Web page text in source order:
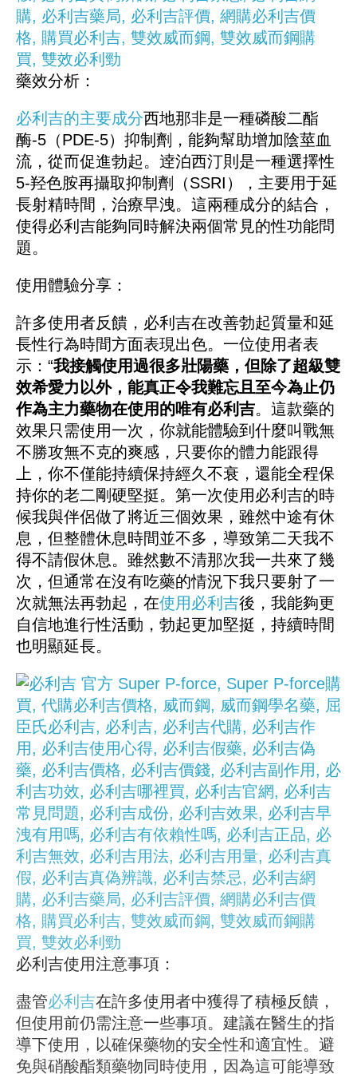
藥效分析：
必利吉的主要成分西地那非是一種磷酸二酯
酶-5（PDE-5）抑制劑，能夠幫助增加陰莖血
流，從而促進勃起。逹泊西汀則是一種選擇性
5-羟色胺再攝取抑制劑（SSRI），主要用于延
長射精時間，治療早洩。這兩種成分的結合，
使得必利吉能夠同時解決兩個常見的性功能問
題。
使用體驗分享：
許多使用者反饋，必利吉在改善勃起質量和延
長性行為時間方面表現出色。一位使用者表
示：“我接觸使用過很多壯陽藥，但除了超級雙
效希愛力以外，能真正令我難忘且至今為止仍
作為主力藥物在使用的唯有必利吉。這款藥的
效果只需使用一次，你就能體驗到什麼叫戰無
不勝攻無不克的爽感，只要你的體力能跟得
上，你不僅能持續保持經久不衰，還能全程保
持你的老二剛硬堅挺。第一次使用必利吉的時
候我與伴侶做了將近三個效果，雖然中途有休
息，但整體休息時間並不多，導致第二天我不
得不請假休息。雖然數不清那次我一共來了幾
次，但通常在沒有吃藥的情況下我只要射了一
次就無法再勃起，在使用必利吉後，我能夠更
自信地進行性活動，勃起更加堅挺，持續時間
也明顯延長。
必利吉使用注意事項：
盡管必利吉在許多使用者中獲得了積極反饋，
但使用前仍需注意一些事項。建議在醫生的指
導下使用，以確保藥物的安全性和適宜性。避
免與硝酸酯類藥物同時使用，因為這可能導致